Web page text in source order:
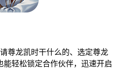
龙凯时干什么的、选定尊龙
能轻松锁定合作伙伴，迅速开启